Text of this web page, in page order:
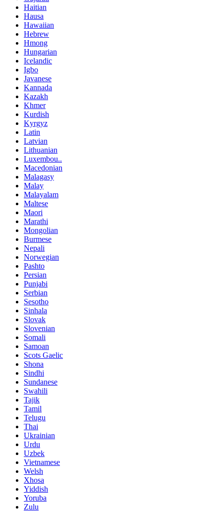
Haitian
Hausa
Hawaiian
Hebrew
Hmong
Hungarian
Icelandic
Igbo
Javanese
Kannada
Kazakh
Khmer
Kurdish
Kyrgyz
Latin
Latvian
Lithuanian
Luxembou..
Macedonian
Malagasy
Malay
Malayalam
Maltese
Maori
Marathi
Mongolian
Burmese
Nepali
Norwegian
Pashto
Persian
Punjabi
Serbian
Sesotho
Sinhala
Slovak
Slovenian
Somali
Samoan
Scots Gaelic
Shona
Sindhi
Sundanese
Swahili
Tajik
Tamil
Telugu
Thai
Ukrainian
Urdu
Uzbek
Vietnamese
Welsh
Xhosa
Yiddish
Yoruba
Zulu